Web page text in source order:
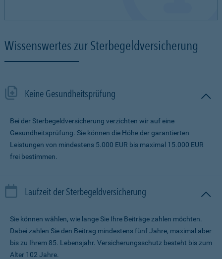
Wissenswertes zur Sterbegeldversicherung
Keine Gesundheitsprüfung
Bei der Sterbegeldversicherung verzichten wir auf eine
Gesundheitsprüfung. Sie können die Höhe der garantierten
Leistungen von mindestens 5.000 EUR bis maximal 15.000 EUR
frei bestimmen.
Laufzeit der Sterbegeldversicherung
Sie können wählen, wie lange Sie Ihre Beiträge zahlen möchten.
Dabei zahlen Sie den Beitrag mindestens fünf Jahre, maximal aber
bis zu Ihrem 85. Lebensjahr. Versicherungsschutz besteht bis zum
Alter 102 Jahre.